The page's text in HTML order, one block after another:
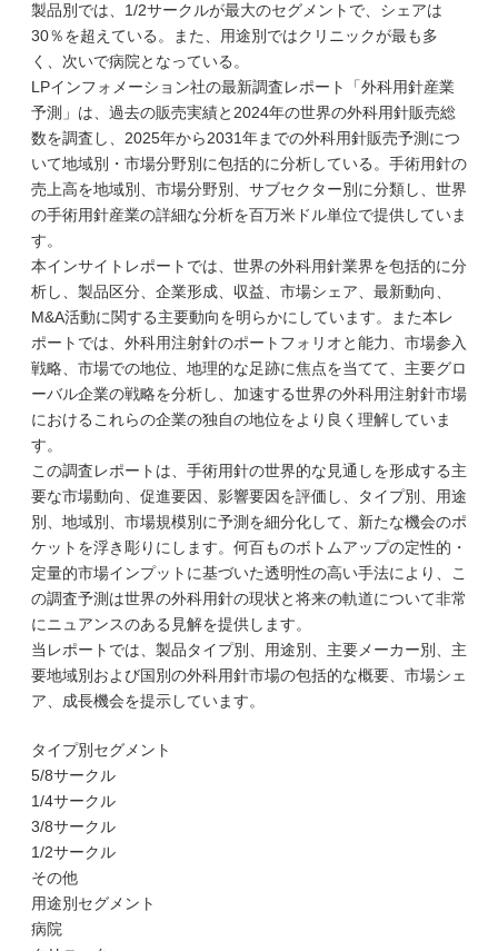
製品別では、1/2サークルが最大のセグメントで、シェアは
30％を超えている。また、用途別ではクリニックが最も多
く、次いで病院となっている。
LPインフォメーション社の最新調査レポート「外科用針産業
予測」は、過去の販売実績と2024年の世界の外科用針販売総
数を調査し、2025年から2031年までの外科用針販売予測につ
いて地域別・市場分野別に包括的に分析している。手術用針の
売上高を地域別、市場分野別、サブセクター別に分類し、世界
の手術用針産業の詳細な分析を百万米ドル単位で提供していま
す。
本インサイトレポートでは、世界の外科用針業界を包括的に分
析し、製品区分、企業形成、収益、市場シェア、最新動向、
M&A活動に関する主要動向を明らかにしています。また本レ
ポートでは、外科用注射針のポートフォリオと能力、市場参入
戦略、市場での地位、地理的な足跡に焦点を当てて、主要グロ
ーバル企業の戦略を分析し、加速する世界の外科用注射針市場
におけるこれらの企業の独自の地位をより良く理解していま
す。
この調査レポートは、手術用針の世界的な見通しを形成する主
要な市場動向、促進要因、影響要因を評価し、タイプ別、用途
別、地域別、市場規模別に予測を細分化して、新たな機会のポ
ケットを浮き彫りにします。何百ものボトムアップの定性的・
定量的市場インプットに基づいた透明性の高い手法により、こ
の調査予測は世界の外科用針の現状と将来の軌道について非常
にニュアンスのある見解を提供します。
当レポートでは、製品タイプ別、用途別、主要メーカー別、主
要地域別および国別の外科用針市場の包括的な概要、市場シェ
ア、成長機会を提示しています。
タイプ別セグメント
5/8サークル
1/4サークル
3/8サークル
1/2サークル
その他
用途別セグメント
病院